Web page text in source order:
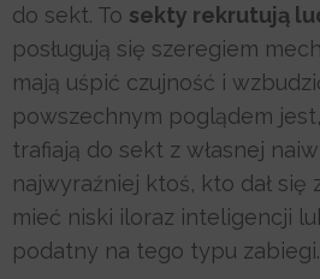
do sekt. To sekty rekrutują
posługują się szeregiem
mają uśpić czujność i
powszechnym poglądem
trafiają do sekt z własnej
najwyraźniej ktoś, kto dał się
mieć niski iloraz inteligencji
podatny na tego typu zabiegi.